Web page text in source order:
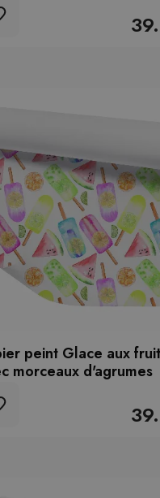
peint Glace aux
morceaux d'agrumes